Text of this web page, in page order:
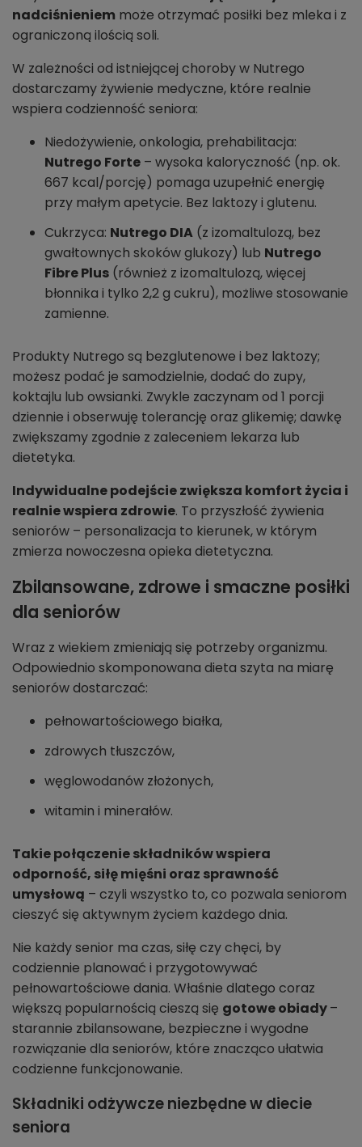
nadciśnieniem może otrzymać posiłki bez mleka i z
ograniczoną ilością soli.
W zależności od istniejącej choroby w Nutrego
dostarczamy żywienie medyczne, które realnie
wspiera codzienność seniora:
Niedożywienie, onkologia, prehabilitacja:
Nutrego Forte – wysoka kaloryczność (np. ok.
667 kcal/porcję) pomaga uzupełnić energię
przy małym apetycie. Bez laktozy i glutenu.
Cukrzyca: Nutrego DIA (z izomaltulozą, bez
gwałtownych skoków glukozy) lub Nutrego
Fibre Plus (również z izomaltulozą, więcej
błonnika i tylko 2,2 g cukru), możliwe stosowanie
zamienne.
Produkty Nutrego są bezglutenowe i bez laktozy;
możesz podać je samodzielnie, dodać do zupy,
koktajlu lub owsianki. Zwykle zaczynam od 1 porcji
dziennie i obserwuję tolerancję oraz glikemię; dawkę
zwiększamy zgodnie z zaleceniem lekarza lub
dietetyka.
Indywidualne podejście zwiększa komfort życia i
realnie wspiera zdrowie. To przyszłość żywienia
seniorów – personalizacja to kierunek, w którym
zmierza nowoczesna opieka dietetyczna.
Zbilansowane, zdrowe i smaczne posiłki
dla seniorów
Wraz z wiekiem zmieniają się potrzeby organizmu.
Odpowiednio skomponowana dieta szyta na miarę
seniorów dostarczać:
pełnowartościowego białka,
zdrowych tłuszczów,
węglowodanów złożonych,
witamin i minerałów.
Takie połączenie składników wspiera
odporność, siłę mięśni oraz sprawność
umysłową – czyli wszystko to, co pozwala seniorom
cieszyć się aktywnym życiem każdego dnia.
Nie każdy senior ma czas, siłę czy chęci, by
codziennie planować i przygotowywać
pełnowartościowe dania. Właśnie dlatego coraz
większą popularnością cieszą się gotowe obiady–
starannie zbilansowane, bezpieczne i wygodne
rozwiązanie dla seniorów, które znacząco ułatwia
codzienne funkcjonowanie.
Składniki odżywcze niezbędne w diecie
seniora